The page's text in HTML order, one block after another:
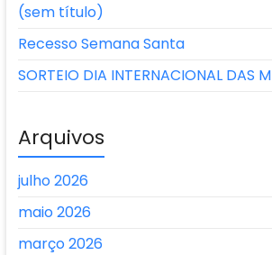
(sem título)
Recesso Semana Santa
SORTEIO DIA INTERNACIONAL DAS
Arquivos
julho 2026
maio 2026
março 2026